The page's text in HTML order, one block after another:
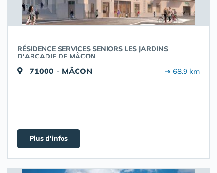
RÉSIDENCE SERVICES SENIORS LES JARDINS
D'ARCADIE DE MÂCON
71000 - MÂCON ➔ 68.9 km
Plus d'infos